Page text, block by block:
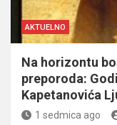
AKTUELNO
Na horizontu
preporoda:
Kapetanovića
1 sedmica ago